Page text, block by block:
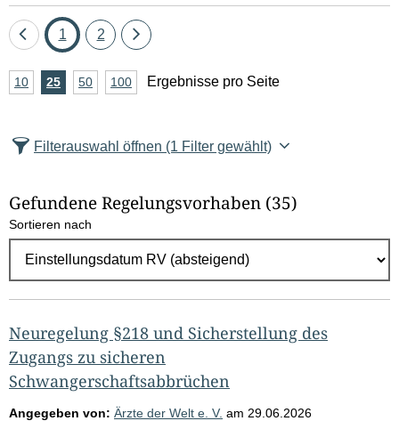
Eine
zurück
Seite
1 Seite
2
Eine
vor
A
z
l
E
g
e
b
n
i
s
10Ergebnisse
25Ergebnisse
50Ergebnisse
100Ergebnisse
Ergebnisse pro Seite
Filterauswahl öffnen (1 Filter gewählt)
Gefundene Regelungsvorhaben (35)
Sortieren nach
Neuregelung §218 und Sicherstellung des
Zugangs zu sicheren
Schwangerschaftsabbrüchen
Angegeben von: Ärzte der Welt e. V. am 29.06.2026